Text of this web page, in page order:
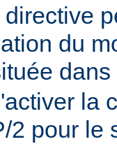
directive
du
la
2 pour le